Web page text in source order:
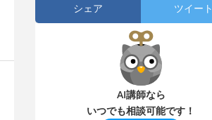
シェア ツイート
AI講師なら
いつでも相談可能です！